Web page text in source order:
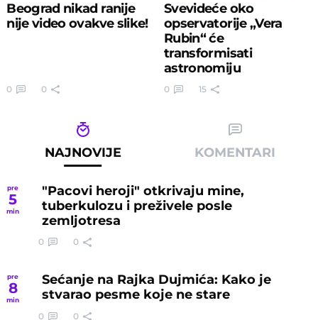
Beograd nikad ranije
nije video ovakve slike!
0 0
Svevideće oko
opservatorije „Vera
Rubin“ će
transformisati
astronomiju
obuhvatnošću i
brzinom
0 15
NAJNOVIJE KOMENTARI
pre
5
min
"Pacovi heroji" otkrivaju mine,
tuberkulozu i preživele posle
zemljotresa
0 0
pre
8
min
Sećanje na Rajka Dujmića: Kako je
stvarao pesme koje ne stare
0 0